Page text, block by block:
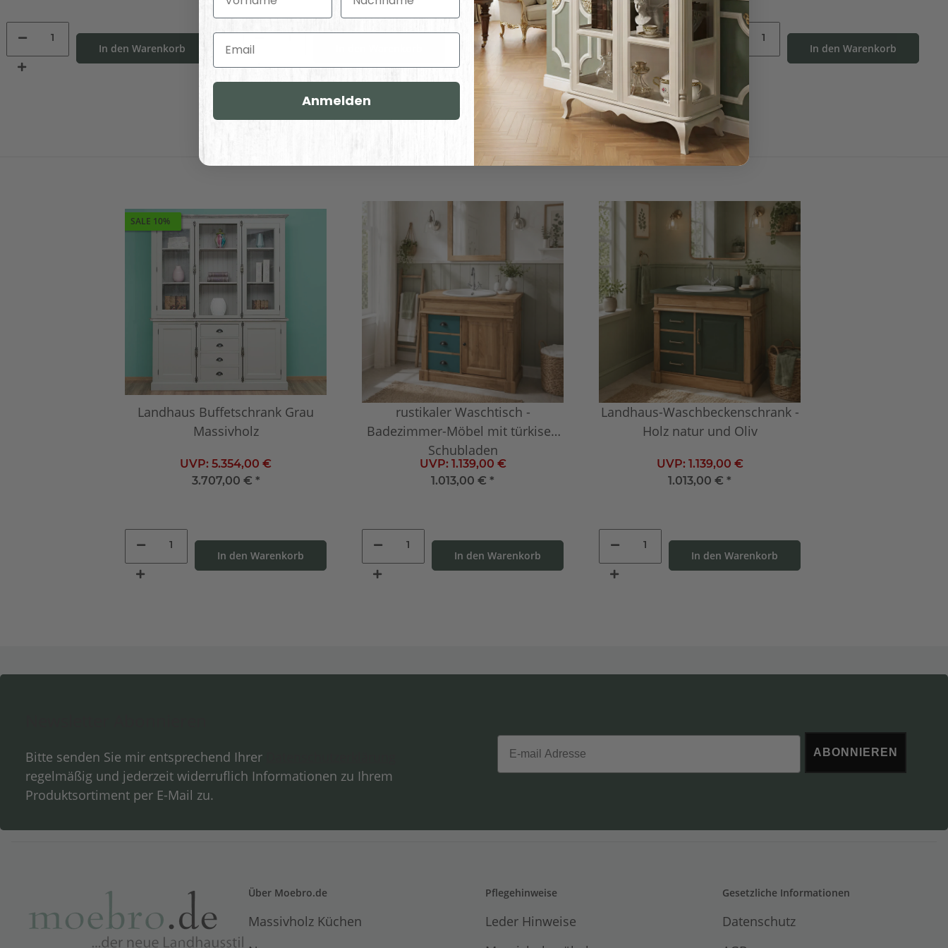
In den Warenkorb
In den Warenkorb
In den Warenkorb
Ähnliche Artikel
SALE 10%
Landhaus Buffetschrank Grau
Massivholz
UVP: 5.354,00 €
3.707,00 € *
In den Warenkorb
rustikaler Waschtisch -
Badezimmer-Möbel mit türkisen
Schubladen
UVP: 1.139,00 €
1.013,00 € *
In den Warenkorb
Landhaus-Waschbeckenschrank -
Holz natur und Oliv
UVP: 1.139,00 €
1.013,00 € *
In den Warenkorb
Bitte senden Sie mir entsprechend Ihrer
regelmäßig und jederzeit widerruflich Informationen zu Ihrem
Produktsortiment per E-Mail zu.
Email
ABONNIEREN
Über Moebro.de
Massivholz Küchen
Pflegehinweise
Leder Hinweise
Gesetzliche Informationen
Datenschutz
Email
Anmelden